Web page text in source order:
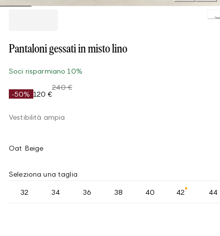
Pantaloni gessati in misto lino
Soci risparmiano 10%
-50% 120 €
240 €
Vestibilità ampia
Oat Beige
Seleziona una taglia
32 34 36 38 40 42 44